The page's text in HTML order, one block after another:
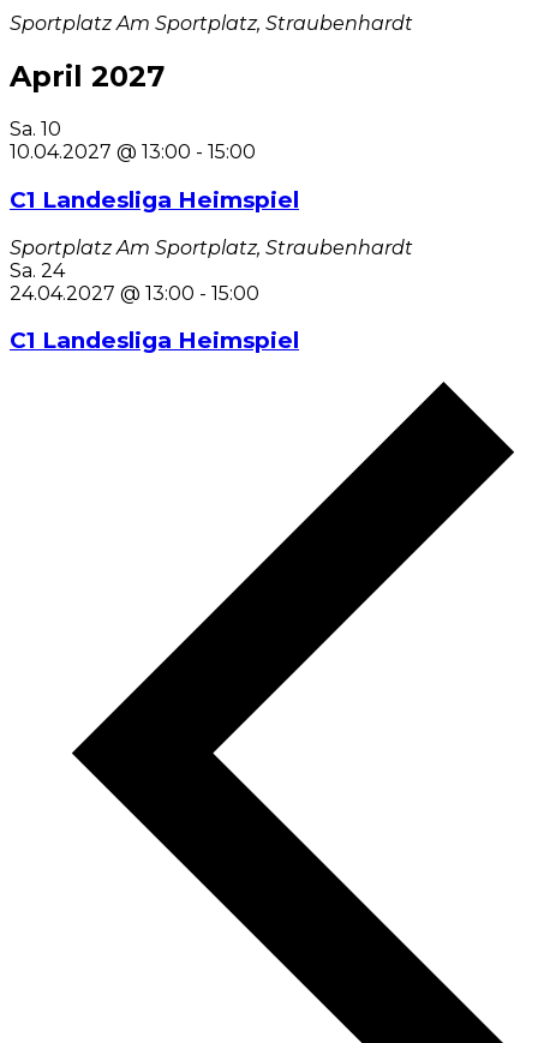
SportplatzAm Sportplatz, Straubenhardt
April 2027
Sa. 10
10.04.2027 @ 13:00 - 15:00
C1 Landesliga Heimspiel
SportplatzAm Sportplatz, Straubenhardt
Sa. 24
24.04.2027 @ 13:00 - 15:00
C1 Landesliga Heimspiel